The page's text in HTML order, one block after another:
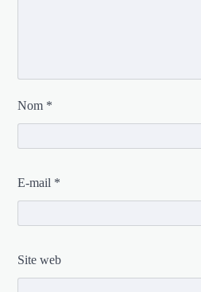
Nom *
E-mail *
Site web